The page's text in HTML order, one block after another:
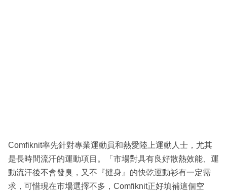
Comfiknit率先針對專業運動員和熱愛陸上運動人士，尤其
是長時間流汗的運動項目。「市場對具有良好散熱效能、運
動流汗後不會發臭，又不『撻身』的快乾運動衫有一定需
求，可惜現在市場選擇不多，Comfiknit正好填補這個空